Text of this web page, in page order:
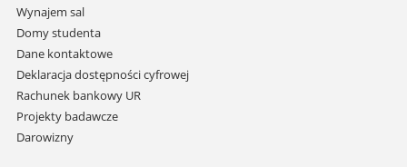
Wynajem sal
Domy studenta
Dane kontaktowe
Deklaracja dostępności cyfrowej
Rachunek bankowy UR
Projekty badawcze
Darowizny